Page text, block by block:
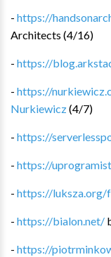
- https://
Architects (4/16)
- https://
- https://
Nurkiewicz(4/7)
- https://
- https://
- https://luksza.org/
- https://bialon.net/
- https://